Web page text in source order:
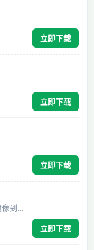
立即下载
立即下载
立即下载
将iPhone/Android手机实时镜像到电脑上
立即下载